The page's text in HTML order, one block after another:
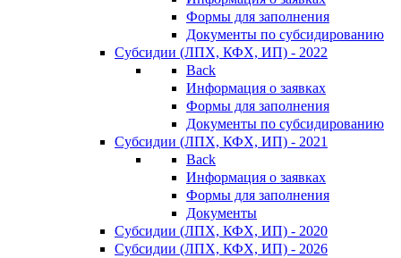
Формы для заполнения
Документы по субсидированию
Субсидии (ЛПХ, КФХ, ИП) - 2022
Back
Информация о заявках
Формы для заполнения
Документы по субсидированию
Субсидии (ЛПХ, КФХ, ИП) - 2021
Back
Информация о заявках
Формы для заполнения
Документы
Субсидии (ЛПХ, КФХ, ИП) - 2020
Субсидии (ЛПХ, КФХ, ИП) - 2026